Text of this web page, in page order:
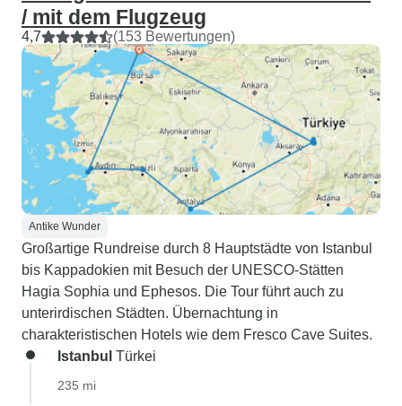
/ mit dem Flugzeug
4,7 (153 Bewertungen)
Antike Wunder
Großartige Rundreise durch 8 Hauptstädte von Istanbul
bis Kappadokien mit Besuch der UNESCO-Stätten
Hagia Sophia und Ephesos. Die Tour führt auch zu
unterirdischen Städten. Übernachtung in
charakteristischen Hotels wie dem Fresco Cave Suites.
Istanbul Türkei
235 mi